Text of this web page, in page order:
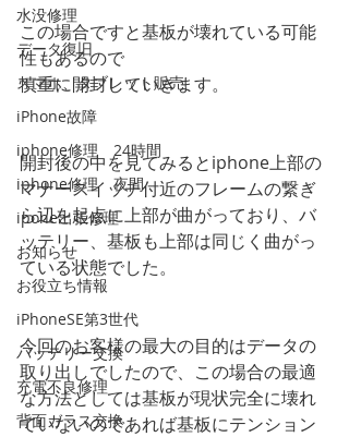
水没修理
データ復旧
スマホ、タブレット販売
iPhone故障
iphone修理 24時間
iphone修理 夜間
ipone出張修理
お知らせ
お役立ち情報
iPhoneSE第3世代
バッテリー交換
充電不良修理
背面ガラス交換
この場合ですと基板が壊れている可能
性もあるので
慎重に開封していきます。
開封後の中を見てみるとiphone上部の
マナースイッチ付近のフレームの繋ぎ
ら辺を起点に上部が曲がっており、バ
ッテリー、基板も上部は同じく曲がっ
ている状態でした。
今回のお客様の最大の目的はデータの
取り出しでしたので、この場合の最適
な方法としては基板が現状完全に壊れ
ていないのであれば基板にテンション